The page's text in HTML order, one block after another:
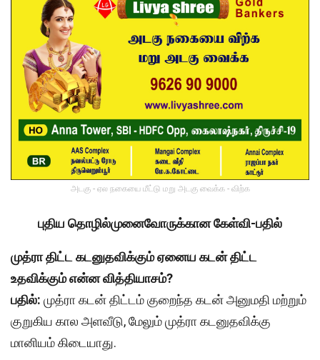
அடகு - ஏல நகையை மீட்டு மறு அடகு வைக்க - விற்க
புதிய தொழில்முனைவோருக்கான கேள்வி-பதில்
முத்ரா திட்ட கடனுதவிக்கும் ஏனைய கடன் திட்ட
உதவிக்கும் என்ன வித்தியாசம்?
பதில்: முத்ரா கடன் திட்டம் குறைந்த கடன் அனுமதி மற்றும்
குறுகிய கால அளவீடு, மேலும் முத்ரா கடனுதவிக்கு
மானியம் கிடையாது.